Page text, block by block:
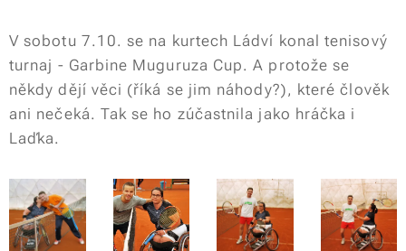
V sobotu 7.10. se na kurtech Ládví konal tenisový
turnaj - Garbine Muguruza Cup. A protože se
někdy dějí věci (říká se jim náhody?), které člověk
ani nečeká. Tak se ho zúčastnila jako hráčka i
Laďka.